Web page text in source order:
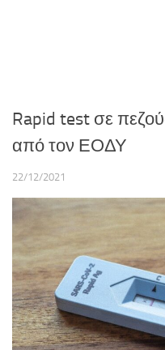
Rapid test σε
από τον ΕΟΔΥ
22/12/2021